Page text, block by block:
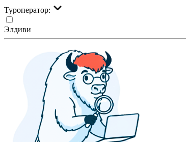
Туроператор:
Элдиви